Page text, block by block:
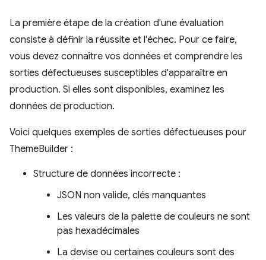
La première étape de la création d'une évaluation
consiste à définir la réussite et l'échec. Pour ce faire,
vous devez connaître vos données et comprendre les
sorties défectueuses susceptibles d'apparaître en
production. Si elles sont disponibles, examinez les
données de production.
Voici quelques exemples de sorties défectueuses pour
ThemeBuilder :
Structure de données incorrecte :
JSON non valide, clés manquantes
Les valeurs de la palette de couleurs ne sont
pas hexadécimales
La devise ou certaines couleurs sont des